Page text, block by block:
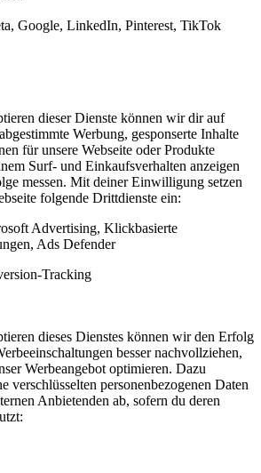
Google, LinkedIn, Pinterest, TikTok
dieser Dienste können wir dir auf
Werbung, gesponserte Inhalte
für unsere Webseite oder Produkte
Surf- und Einkaufsverhalten anzeigen
messen. Mit deiner Einwilligung setzen
folgende Drittdienste ein:
Advertising, Klickbasierte
Ads Defender
Tracking
dieses Dienstes können wir den Erfolg
besser nachvollziehen,
Werbeangebot optimieren. Dazu
verschlüsselten personenbezogenen Daten
Anbietenden ab, sofern du deren